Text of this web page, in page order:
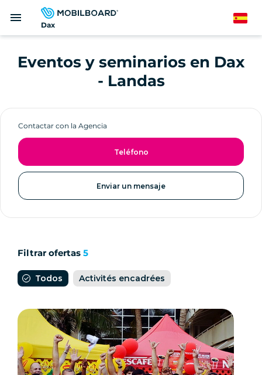
Dax
menu Spanish
Eventos y seminarios en Dax
- Landas
Contactar con la Agencia
Teléfono
Enviar un mensaje
Filtrar ofertas 5
Todos Activités encadrées